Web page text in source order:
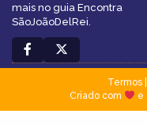
mais no guia Encontra
SãoJoãoDelRei.
Termos|
Criado com
e